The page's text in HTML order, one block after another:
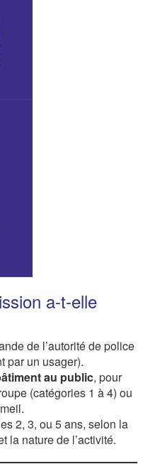
a-t-elle
de l’autorité de police
par un usager).
au public, pour
(catégories 1 à 4) ou
2, 3, ou 5 ans, selon la
la nature de l’activité.